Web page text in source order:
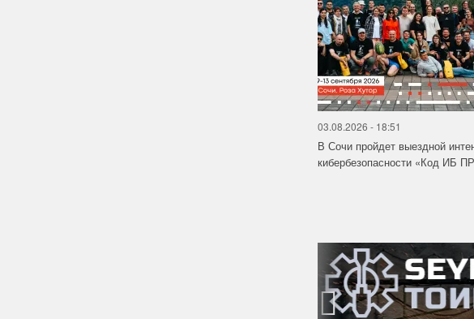
03.08.2026 - 18:51
В Сочи пройдет выездной
кибербезопасности «Код ИБ
‹